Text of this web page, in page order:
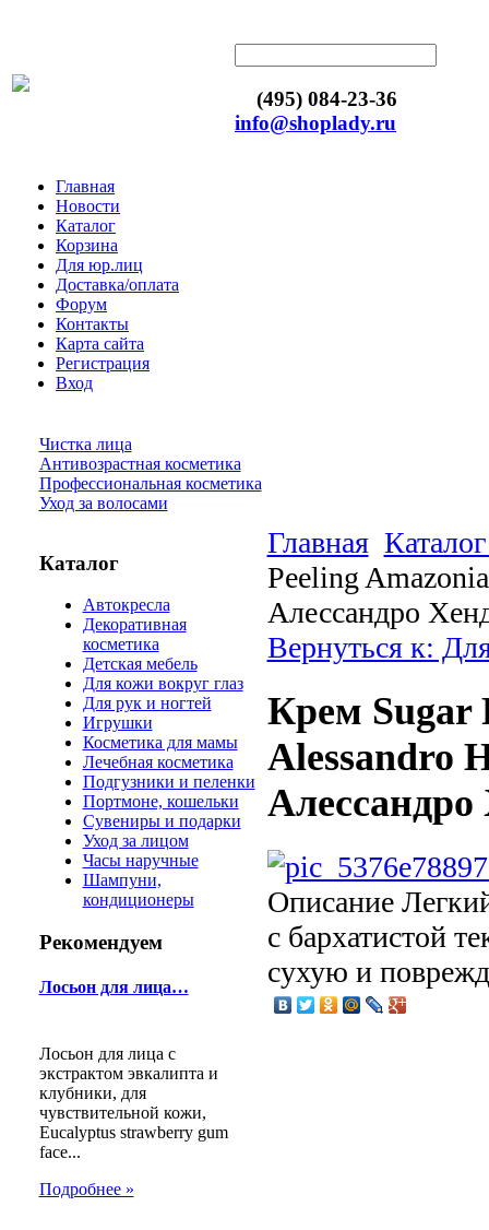
(495) 084-23-36
info@shoplady.ru
Главная
Новости
Каталог
Корзина
Для юр.лиц
Доставка/оплата
Форум
Контакты
Карта сайта
Регистрация
Вход
Чистка лица
Антивозрастная косметика
Профессиональная косметика
Уход за волосами
Каталог
Автокресла
Декоративная
косметика
Детская мебель
Для кожи вокруг глаз
Для рук и ногтей
Игрушки
Косметика для мамы
Лечебная косметика
Подгузники и пеленки
Портмоне, кошельки
Сувениры и подарки
Уход за лицом
Часы наручные
Шампуни,
кондиционеры
Рекомендуем
Лосьон для лица…
Лосьон для лица с
экстрактом эвкалипта и
клубники, для
чувствительной кожи,
Eucalyptus strawberry gum
face...
Подробнее »
Главная
Peeling
Алессандро
Вернуться к:
Крем Sugar
Alessandro
Описание
с бархатистой
сухую и